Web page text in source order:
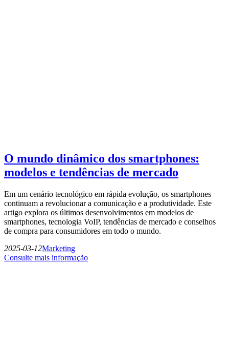
O mundo dinâmico dos smartphones:
modelos e tendências de mercado
Em um cenário tecnológico em rápida evolução, os smartphones
continuam a revolucionar a comunicação e a produtividade. Este
artigo explora os últimos desenvolvimentos em modelos de
smartphones, tecnologia VoIP, tendências de mercado e conselhos
de compra para consumidores em todo o mundo.
2025-03-12Marketing
Consulte mais informação